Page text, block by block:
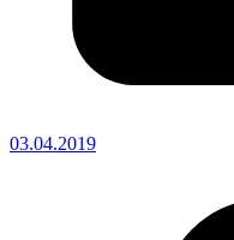
03.04.2019